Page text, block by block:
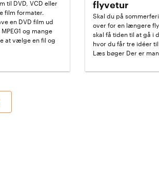
til DVD, VCD eller
film formater.
en DVD film ud
og mange
at vælge en fil og
flyvetur
Skal du på
over for en længere
skal få tiden til at gå i
hvor du får tre idéer
Læs bøger Der er